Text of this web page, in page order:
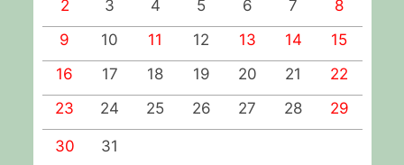
2
3 4 5 6 7
8
9
10 11 12 13 14
15
16
17 18 19 20 21
22
23
24 25 26 27 28 29
30 31